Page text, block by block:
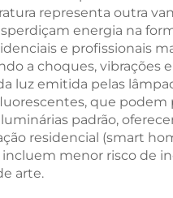
representa outra
energia na
e profissionais
a choques,
luz emitida pelas
que
padrão,
residencial (smart
menor risco de
arte.